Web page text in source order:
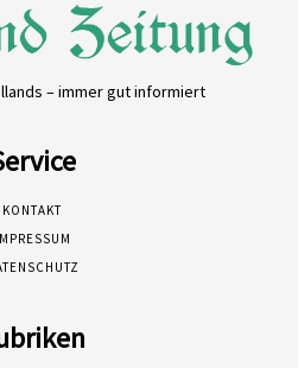
– immer gut informiert
KONTAKT